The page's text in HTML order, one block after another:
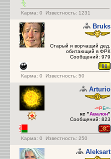
Карма: 0 Известность: 1231
Bruks
Старый и ворчащий дед,
обитающий в ФРК
Сообщений: 979
Карма: 0 Известность: 50
Arturio
-=РБ=-
кс "Авалон"
Сообщений: 823
Карма: 0 Известность: 250
Aleksart